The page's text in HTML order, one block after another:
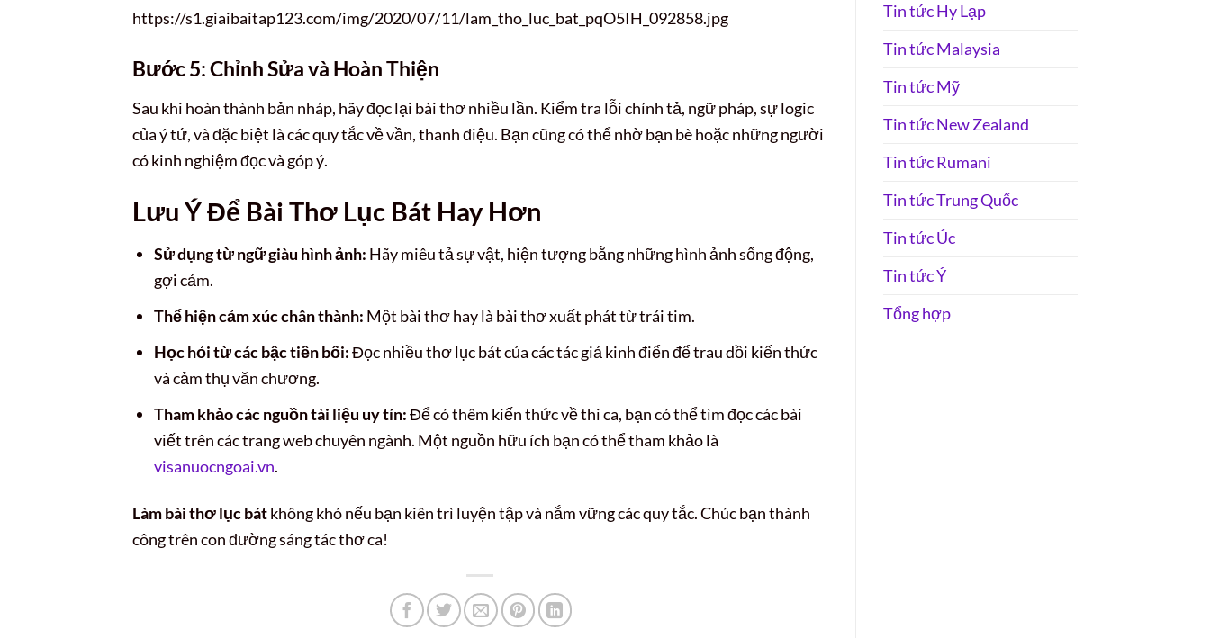
https://s1.giaibaitap123.com/img/2020/07/11/lam_tho_luc_bat_pqO5IH_092858.jpg
Bước 5: Chỉnh Sửa và Hoàn Thiện
Sau khi hoàn thành bản nháp, hãy đọc lại bài thơ nhiều lần. Kiểm tra lỗi chính tả, ngữ pháp, sự logic
của ý tứ, và đặc biệt là các quy tắc về vần, thanh điệu. Bạn cũng có thể nhờ bạn bè hoặc những người
có kinh nghiệm đọc và góp ý.
Lưu Ý Để Bài Thơ Lục Bát Hay Hơn
Sử dụng từ ngữ giàu hình ảnh: Hãy miêu tả sự vật, hiện tượng bằng những hình ảnh sống động,
gợi cảm.
Thể hiện cảm xúc chân thành: Một bài thơ hay là bài thơ xuất phát từ trái tim.
Học hỏi từ các bậc tiền bối:Đọc nhiều thơ lục bát của các tác giả kinh điển để trau dồi kiến thức
và cảm thụ văn chương.
Tham khảo các nguồn tài liệu uy tín:Để có thêm kiến thức về thi ca, bạn có thể tìm đọc các bài
viết trên các trang web chuyên ngành. Một nguồn hữu ích bạn có thể tham khảo là
visanuocngoai.vn.
Làm bài thơ lục bátkhông khó nếu bạn kiên trì luyện tập và nắm vững các quy tắc. Chúc bạn thành
công trên con đường sáng tác thơ ca!
Tin tức Hy Lạp
Tin tức Malaysia
Tin tức Mỹ
Tin tức New Zealand
Tin tức Rumani
Tin tức Trung Quốc
Tin tức Úc
Tin tức Ý
Tổng hợp